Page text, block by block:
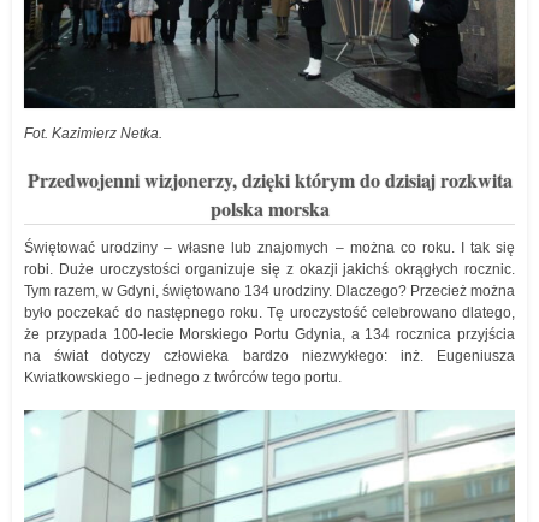
Fot. Kazimierz Netka.
Przedwojenni wizjonerzy, dzięki którym do dzisiaj rozkwita
polska morska
Świętować urodziny – własne lub znajomych – można co roku. I tak się
robi. Duże uroczystości organizuje się z okazji jakichś okrągłych rocznic.
Tym razem, w Gdyni, świętowano 134 urodziny. Dlaczego? Przecież można
było poczekać do następnego roku. Tę uroczystość celebrowano dlatego,
że przypada 100-lecie Morskiego Portu Gdynia, a 134 rocznica przyjścia
na świat dotyczy człowieka bardzo niezwykłego: inż. Eugeniusza
Kwiatkowskiego – jednego z twórców tego portu.